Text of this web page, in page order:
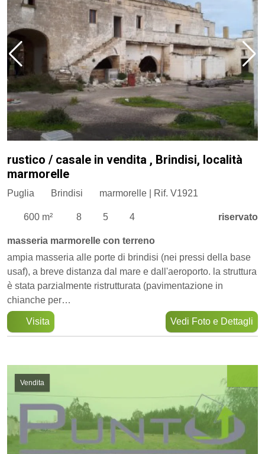
rustico / casale in vendita , Brindisi, località
marmorelle
Puglia Brindisi marmorelle | Rif. V1921
600 m² 8 5 4 riservato
masseria marmorelle con terreno
ampia masseria alle porte di brindisi (nei pressi della base
usaf), a breve distanza dal mare e dall'aeroporto. la struttura
è stata parzialmente ristrutturata (pavimentazione in
chianche per…
Visita Vedi Foto e Dettagli
Vendita